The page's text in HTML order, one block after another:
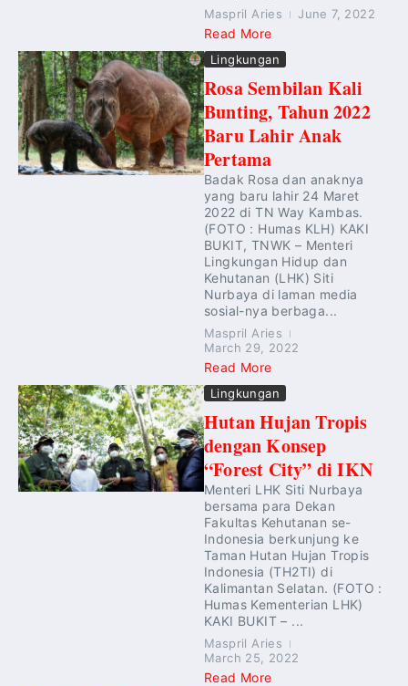
Maspril Aries June 7, 2022
Read More
Lingkungan
Rosa Sembilan Kali
Bunting, Tahun 2022
Baru Lahir Anak
Pertama
Badak Rosa dan anaknya
yang baru lahir 24 Maret
2022 di TN Way Kambas.
(FOTO : Humas KLH) KAKI
BUKIT, TNWK – Menteri
Lingkungan Hidup dan
Kehutanan (LHK) Siti
Nurbaya di laman media
sosial-nya berbaga...
Maspril Aries
March 29, 2022
Read More
Lingkungan
Hutan Hujan Tropis
dengan Konsep
“Forest City” di IKN
Menteri LHK Siti Nurbaya
bersama para Dekan
Fakultas Kehutanan se-
Indonesia berkunjung ke
Taman Hutan Hujan Tropis
Indonesia (TH2TI) di
Kalimantan Selatan. (FOTO :
Humas Kementerian LHK)
KAKI BUKIT – ...
Maspril Aries
March 25, 2022
Read More